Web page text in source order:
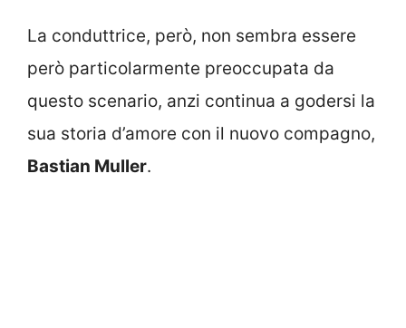
La conduttrice, però, non sembra essere
però particolarmente preoccupata da
questo scenario, anzi continua a godersi la
sua storia d’amore con il nuovo compagno,
Bastian Muller.